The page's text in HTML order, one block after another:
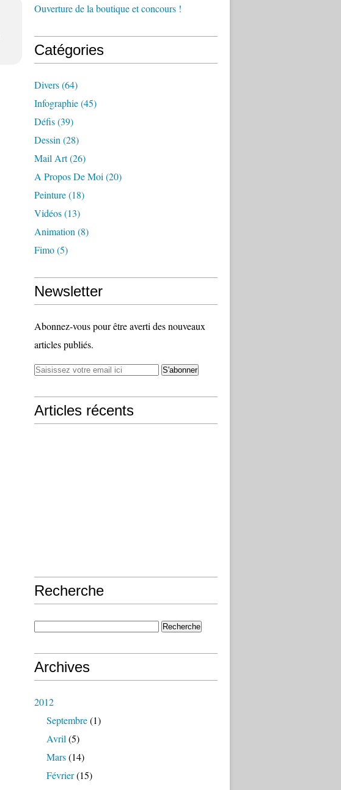
Ouverture de la boutique et concours !
Catégories
Divers(64)
Infographie(45)
Défis(39)
Dessin (28)
Mail Art(26)
A Propos De Moi (20)
Peinture(18)
Vidéos(13)
Animation (8)
Fimo(5)
Newsletter
Abonnez-vous pour être averti des nouveaux
articles publiés.
Articles récents
Recherche
Archives
2012
Septembre(1)
Avril (5)
Mars(14)
Février(15)